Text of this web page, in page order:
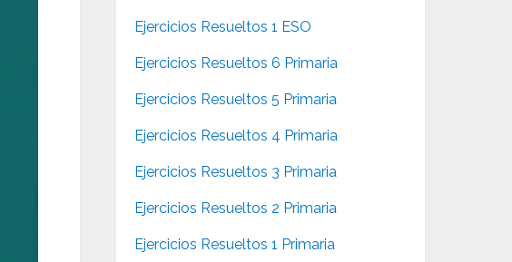
Ejercicios Resueltos 1 ESO
Ejercicios Resueltos 6 Primaria
Ejercicios Resueltos 5 Primaria
Ejercicios Resueltos 4 Primaria
Ejercicios Resueltos 3 Primaria
Ejercicios Resueltos 2 Primaria
Ejercicios Resueltos 1 Primaria